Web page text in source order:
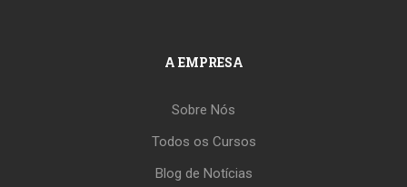
A EMPRESA
Sobre Nós
Todos os Cursos
Blog de Notícias